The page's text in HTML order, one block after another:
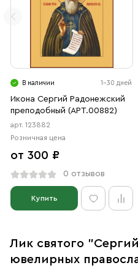
В наличии 1-30 дней
Икона Сергий Радонежский
преподобный (АРТ.00882)
арт. 123882
Розничная цена
от 300 ₽
0 отзывов
Купить
Лик святого
ювелирных